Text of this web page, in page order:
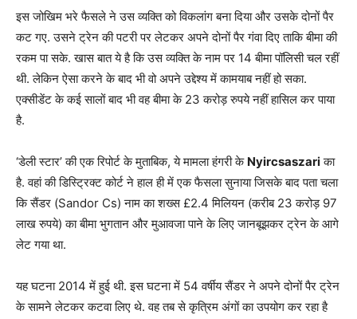
इस जोखिम भरे फैसले ने उस व्यक्ति को विकलांग बना दिया और उसके दोनों पैर
कट गए. उसने ट्रेन की पटरी पर लेटकर अपने दोनों पैर गंवा दिए ताकि बीमा की
रकम पा सके. खास बात ये है कि उस व्यक्ति के नाम पर 14 बीमा पॉलिसी चल रहीं
थी. लेकिन ऐसा करने के बाद भी वो अपने उद्देश्य में कामयाब नहीं हो सका.
एक्सीडेंट के कई सालों बाद भी वह बीमा के 23 करोड़ रुपये नहीं हासिल कर पाया
है.
‘डेली स्टार’ की एक रिपोर्ट के मुताबिक, ये मामला हंगरी के Nyircsaszariका
है. वहां की डिस्ट्रिक्ट कोर्ट ने हाल ही में एक फैसला सुनाया जिसके बाद पता चला
कि सैंडर (Sandor Cs) नाम का शख्स £2.4 मिलियन (करीब 23 करोड़ 97
लाख रुपये) का बीमा भुगतान और मुआवजा पाने के लिए जानबूझकर ट्रेन के आगे
लेट गया था.
यह घटना 2014 में हुई थी. इस घटना में 54 वर्षीय सैंडर ने अपने दोनों पैर ट्रेन
के सामने लेटकर कटवा लिए थे. वह तब से कृत्रिम अंगों का उपयोग कर रहा है